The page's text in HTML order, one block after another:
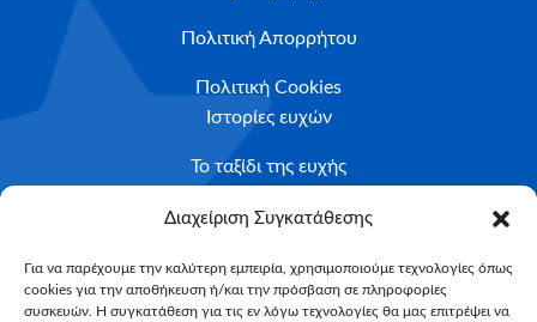
Διαχείριση Συγκατάθεσης
Για να παρέχουμε την καλύτερη εμπειρία, χρησιμοποιούμε τεχνολογίες όπως
cookies για την αποθήκευση ή/και την πρόσβαση σε πληροφορίες
συσκευών. Η συγκατάθεση για τις εν λόγω τεχνολογίες θα μας επιτρέψει να
Πολιτική Απορρήτου
Πολιτική Cookies
Ιστορίες ευχών
Το ταξίδι της ευχής
Κριτήρια Καταλληλότητας
Υποβολή Αιτήματος
NEWSLETTER